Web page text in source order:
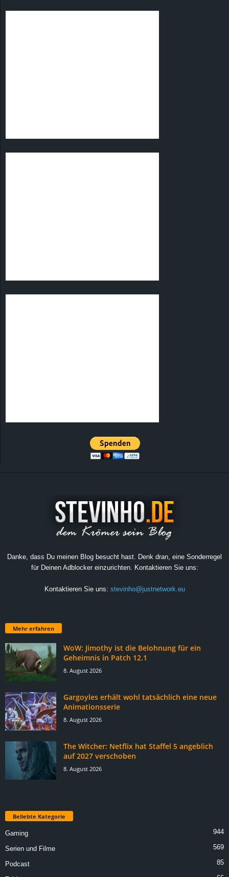
Danke, dass Du meinen Blog besucht hast. Denk dran, eine Sonderregel
für Deinen Adblocker einzurichten. Kontaktieren Sie uns:
Kontaktieren Sie uns: stevinho@justnetwork.eu
Mehr erfahren
WoW: Jimothy ist die Belohnung für ein
Geheimnis in Patch 12.1
8. August 2026
Gargoyles erhält wohl tatsächlich eine neue
Animationsserie
8. August 2026
The Witcher: Netflix hat Staffel 5 angeblich
auf 2027 verschoben
8. August 2026
Beliebte Kategorie
Gaming 944
Serien und Filme 569
Podcast 85